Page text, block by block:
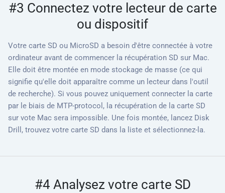
#3 Connectez votre lecteur de carte
ou dispositif
Votre carte SD ou MicroSD a besoin d'être connectée à votre
ordinateur avant de commencer la récupération SD sur Mac.
Elle doit être montée en mode stockage de masse (ce qui
signifie qu'elle doit apparaître comme un lecteur dans l'outil
de recherche). Si vous pouvez uniquement connecter la carte
par le biais de MTP-protocol, la récupération de la carte SD
sur vote Mac sera impossible. Une fois montée, lancez Disk
Drill, trouvez votre carte SD dans la liste et sélectionnez-la.
#4 Analysez votre carte SD